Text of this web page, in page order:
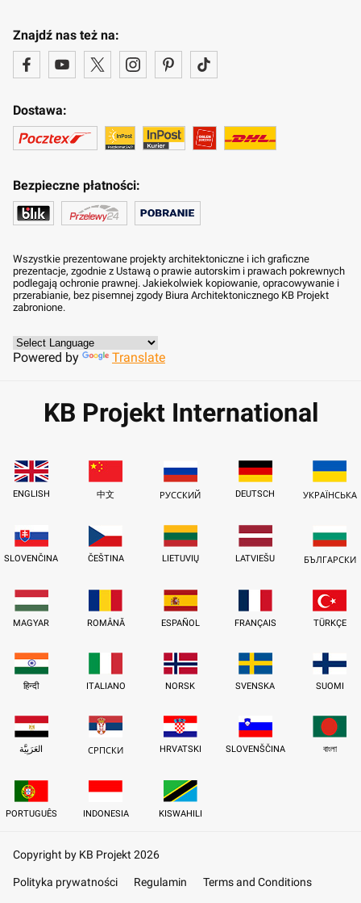
Znajdź nas też na:
Dostawa:
Bezpieczne płatności:
Wszystkie prezentowane projekty architektoniczne i ich graficzne
prezentacje, zgodnie z Ustawą o prawie autorskim i prawach pokrewnych
podlegają ochronie prawnej. Jakiekolwiek kopiowanie, opracowywanie i
przerabianie, bez pisemnej zgody Biura Architektonicznego KB Projekt
zabronione.
Powered by Translate
KB Projekt International
ENGLISH 中文 РУССКИЙ DEUTSCH УКРАЇНСЬКА
SLOVENČINA ČEŠTINA LIETUVIŲ LATVIEŠU БЪЛГАРСКИ
MAGYAR ROMÂNĂ ESPAÑOL FRANÇAIS TÜRKÇE
हिन्दी ITALIANO NORSK SVENSKA SUOMI
العَرَبِيَّة СРПСКИ HRVATSKI SLOVENŠČINA বাংলা
PORTUGUÊS INDONESIA KISWAHILI
Copyright by KB Projekt 2026
Polityka prywatności Regulamin Terms and Conditions